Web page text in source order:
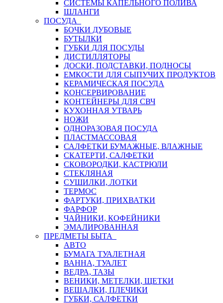
СИСТЕМЫ КАПЕЛЬНОГО ПОЛИВА
ШЛАНГИ
ПОСУДА
БОЧКИ ДУБОВЫЕ
БУТЫЛКИ
ГУБКИ ДЛЯ ПОСУДЫ
ДИСТИЛЛЯТОРЫ
ДОСКИ, ПОДСТАВКИ, ПОДНОСЫ
ЕМКОСТИ ДЛЯ СЫПУЧИХ ПРОДУКТОВ
КЕРАМИЧЕСКАЯ ПОСУДА
КОНСЕРВИРОВАНИЕ
КОНТЕЙНЕРЫ ДЛЯ СВЧ
КУХОННАЯ УТВАРЬ
НОЖИ
ОДНОРАЗОВАЯ ПОСУДА
ПЛАСТМАССОВАЯ
САЛФЕТКИ БУМАЖНЫЕ, ВЛАЖНЫЕ
СКАТЕРТИ, САЛФЕТКИ
СКОВОРОДКИ, КАСТРЮЛИ
СТЕКЛЯНАЯ
СУШИЛКИ, ЛОТКИ
ТЕРМОС
ФАРТУКИ, ПРИХВАТКИ
ФАРФОР
ЧАЙНИКИ, КОФЕЙНИКИ
ЭМАЛИРОВАННАЯ
ПРЕДМЕТЫ БЫТА
АВТО
БУМАГА ТУАЛЕТНАЯ
ВАННА, ТУАЛЕТ
ВЕДРА, ТАЗЫ
ВЕНИКИ, МЕТЕЛКИ, ЩЕТКИ
ВЕШАЛКИ, ПЛЕЧИКИ
ГУБКИ, САЛФЕТКИ